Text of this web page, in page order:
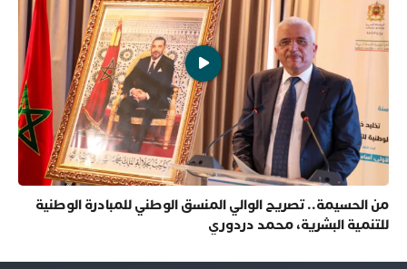
من الحسيمة.. تصريح الوالي المنسق الوطني للمبادرة الوطنية
للتنمية البشرية، محمد دردوري